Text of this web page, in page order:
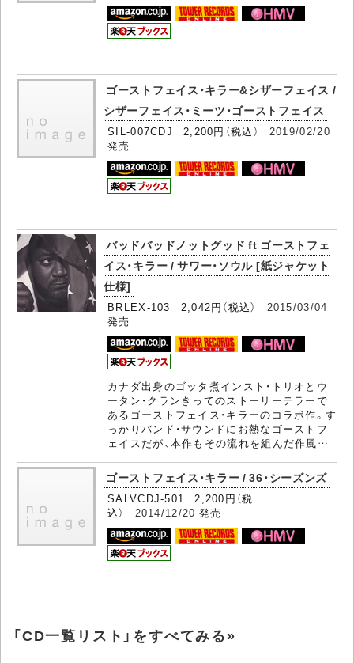
ゴーストフェイス・キラー&シザーフェイス /
シザーフェイス・ミーツ・ゴーストフェイス
SIL-007CDJ 2,200円（税込） 2019/02/20
発売
バッドバッドノットグッド ft ゴーストフェ
イス・キラー / サワー・ソウル [紙ジャケット
仕様]
BRLEX-103 2,042円（税込） 2015/03/04
発売
カナダ出身のゴッタ煮インスト・トリオとウ
ータン・クランきってのストーリーテラーで
あるゴーストフェイス・キラーのコラボ作。す
っかりバンド・サウンドにお熱なゴーストフ
ェイスだが、本作もその流れを組んだ作風…
ゴーストフェイス・キラー / 36・シーズンズ
SALVCDJ-501 2,200円（税
込） 2014/12/20 発売
「CD一覧リスト」をすべてみる»